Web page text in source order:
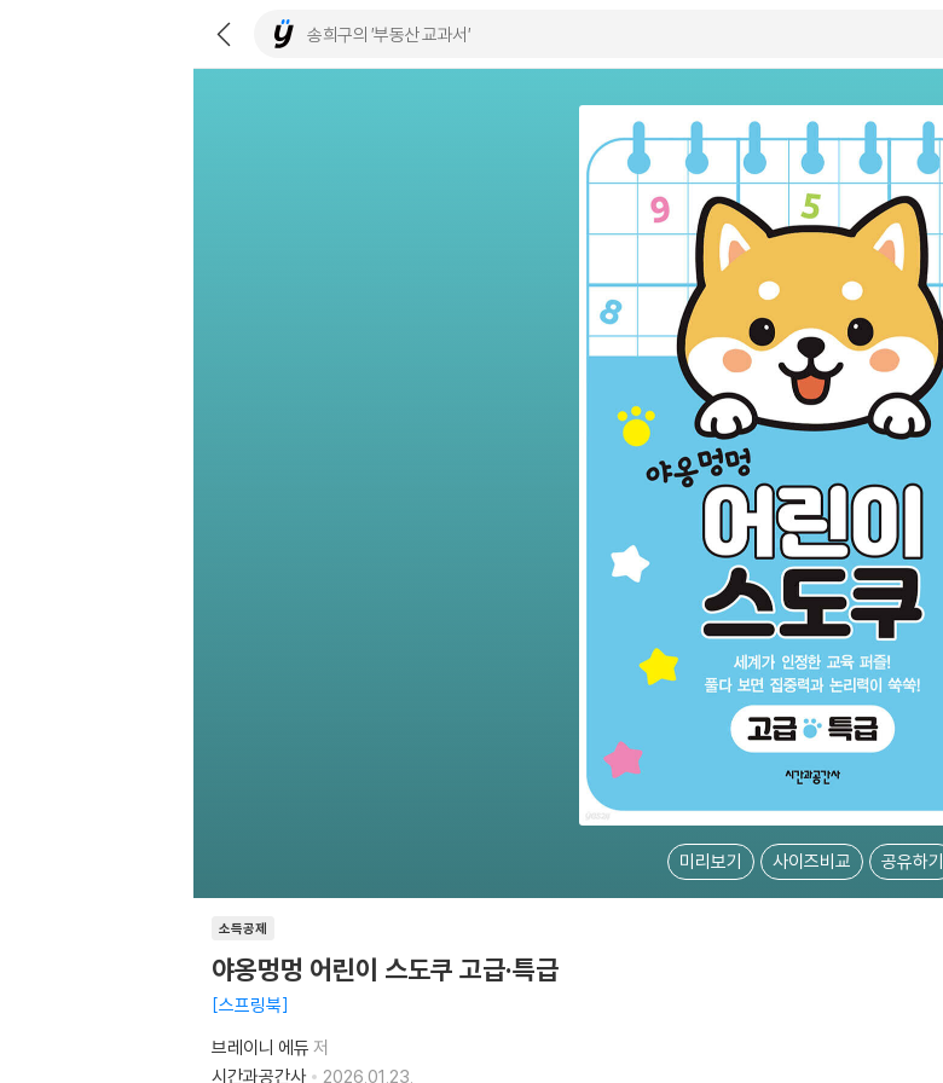
미리보기 사이즈비교 공유하기
소득공제
야옹멍멍 어린이 스도쿠 고급·특급
스프링북
브레이니 에듀 저
시간과공간사
2026.01.23.